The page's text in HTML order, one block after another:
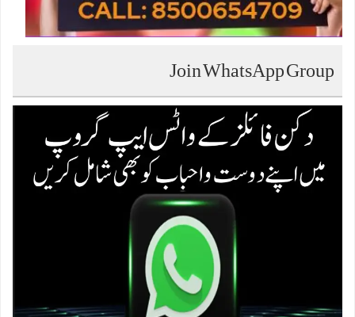
Join WhatsApp Group